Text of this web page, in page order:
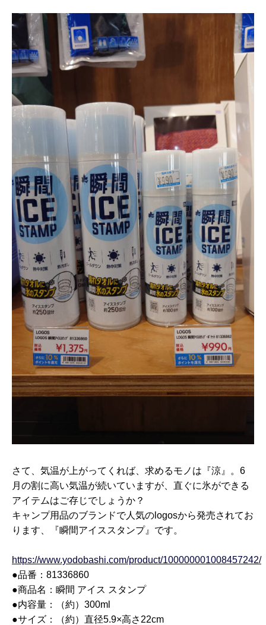
さて、気温が上がってくれば、求めるモノは『涼』。6
月の割に高い気温が続いていますが、直ぐに氷ができる
アイテムはご存じでしょうか？
キャンプ用品のブランドで人気のlogosから発売されてお
ります、『瞬間アイススタンプ』です。
https://www.yodobashi.com/product/100000001008457242/
●品番：81336860
●商品名：瞬間 アイス スタンプ
●内容量：（約）300ml
●サイズ：（約）直径5.9×高さ22cm